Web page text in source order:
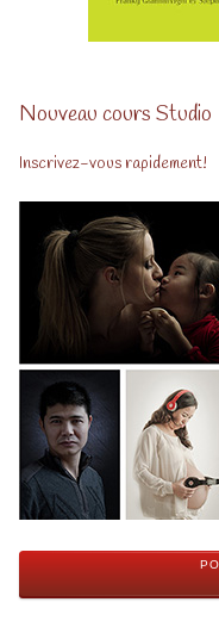
Nouveau cours Studio
Inscrivez-vous rapidement!